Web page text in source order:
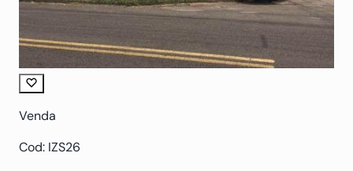
Venda
Cod: IZS26